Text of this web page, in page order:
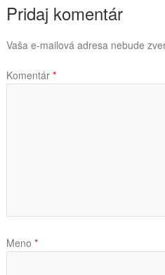
Pridaj komentár
Vaša e-mailová adresa nebude
Komentár *
Meno *